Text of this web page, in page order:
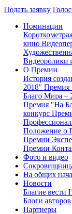
Подать заявку
Номинации
кино
Видеоролики
О Премии
История
2018" Премия
Благо Мира –
Премия "На
конкурс
Положение о
Премии
Премии
Фото и видео
На общих
Новости
Благие вести
Блоги авторов
Партнеры